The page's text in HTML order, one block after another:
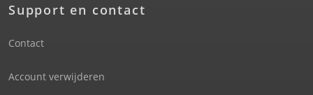
Support en contact
Contact
Account verwijderen